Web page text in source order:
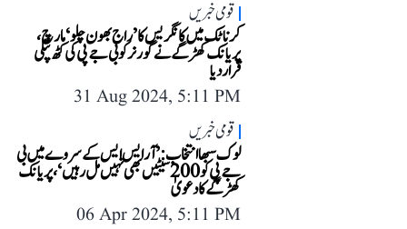
قومی خبریں
کرناٹک میں کانگریس کا ’راج بھون چلو‘ مارچ،
پریانک کھڑگے نے گورنر کو بی جے پی کی کٹھ پتلی
قرار دیا
31 Aug 2024, 5:11 PM
قومی خبریں
لوک سبھا انتخاب: ’آر ایس ایس کے سروے میں بی
جے پی کو 200 سیٹیں بھی نہیں مل رہیں‘، پریانک
کھڑگے کا دعویٰ
06 Apr 2024, 5:11 PM